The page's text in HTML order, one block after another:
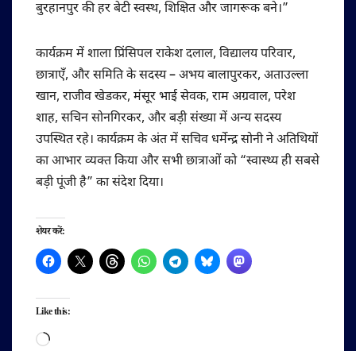
बुरहानपुर की हर बेटी स्वस्थ, शिक्षित और जागरूक बने।”
कार्यक्रम में शाला प्रिंसिपल राकेश दलाल, विद्यालय परिवार,
छात्राएँ, और समिति के सदस्य – अभय बालापुरकर, अताउल्ला
खान, राजीव खेडकर, मंसूर भाई सेवक, राम अग्रवाल, परेश
शाह, सचिन सोनगिरकर, और बड़ी संख्या में अन्य सदस्य
उपस्थित रहे। कार्यक्रम के अंत में सचिव धर्मेन्द्र सोनी ने अतिथियों
का आभार व्यक्त किया और सभी छात्राओं को “स्वास्थ्य ही सबसे
बड़ी पूंजी है” का संदेश दिया।
शेयर करें:
Like this:
Loading…